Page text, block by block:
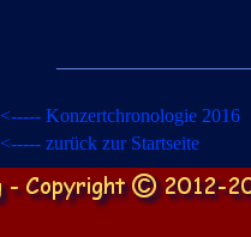
<----- Konzertchronologie 2016
<----- zurück zur Startseite